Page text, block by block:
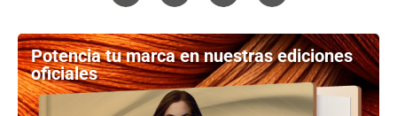
Potencia tu marca en nuestras ediciones
oficiales